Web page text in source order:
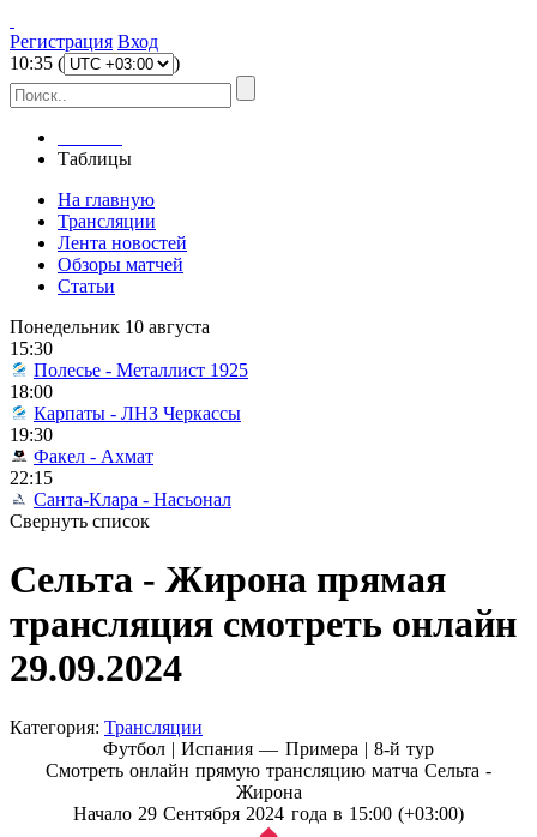
Регистрация Вход
10:35 ( )
Таблицы
На главную
Трансляции
Лента новостей
Обзоры матчей
Статьи
Понедельник 10 августа
15:30
Полесье - Металлист 1925
18:00
Карпаты - ЛНЗ Черкассы
19:30
Факел - Ахмат
22:15
Санта-Клара - Насьонал
Свернуть список
Сельта - Жирона прямая
трансляция смотреть онлайн
29.09.2024
Категория: Трансляции
Футбол | Испания — Примера | 8-й тур
Смотреть онлайн прямую трансляцию матча Сельта -
Жирона
Начало 29 Сентября 2024 года в 15:00 (+03:00)